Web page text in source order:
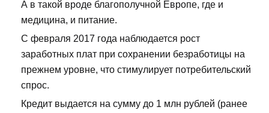
А в такой вроде благополучной Европе, где и
медицина, и питание.
С февраля 2017 года наблюдается рост
заработных плат при сохранении безработицы на
прежнем уровне, что стимулирует потребительский
спрос.
Кредит выдается на сумму до 1 млн рублей (ранее